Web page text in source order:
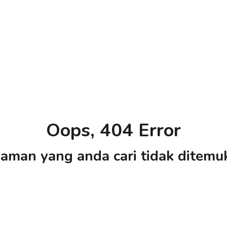
Oops, 404 Error
yang anda cari tidak